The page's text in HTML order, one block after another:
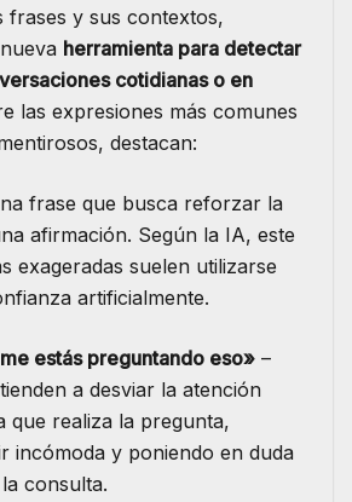
frases y sus contextos,
herramienta para detectar
cotidianas o en
las expresiones más comunes
destacan:
frase que busca reforzar la
afirmación. Según la IA, este
exageradas suelen utilizarse
artificialmente.
estás preguntando eso» –
a desviar la atención
que realiza la pregunta,
incómoda y poniendo en duda
consulta.